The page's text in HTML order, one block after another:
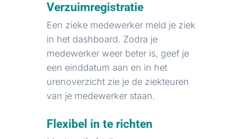
Verzuimregistratie
Een zieke medewerker meld je ziek
in het dashboard. Zodra je
medewerker weer beter is, geef je
een einddatum aan en in het
urenoverzicht zie je de ziekteuren
van je medewerker staan.
Flexibel in te richten